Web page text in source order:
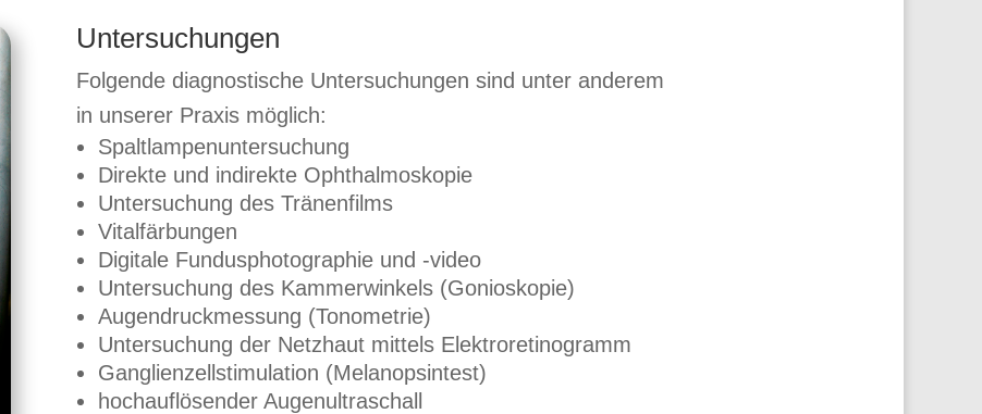
Untersuchungen
Folgende diagnostische Untersuchungen sind unter anderem
in unserer Praxis möglich:
Spaltlampenuntersuchung
Direkte und indirekte Ophthalmoskopie
Untersuchung des Tränenfilms
Vitalfärbungen
Digitale Fundusphotographie und -video
Untersuchung des Kammerwinkels (Gonioskopie)
Augendruckmessung (Tonometrie)
Untersuchung der Netzhaut mittels Elektroretinogramm
Ganglienzellstimulation (Melanopsintest)
hochauflösender Augenultraschall